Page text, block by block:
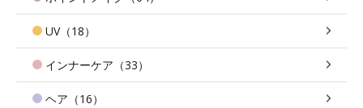
UV（18）
インナーケア（33）
ヘア（16）